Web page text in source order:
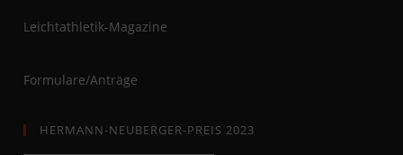
Leichtathletik-Magazine
Formulare/Anträge
HERMANN-NEUBERGER-PREIS 2023